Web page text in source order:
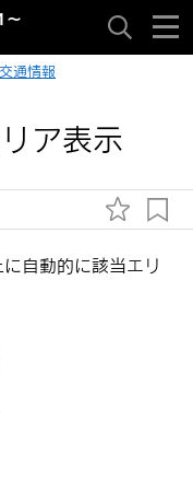
通情報
ア表示
自動的に該当エリ